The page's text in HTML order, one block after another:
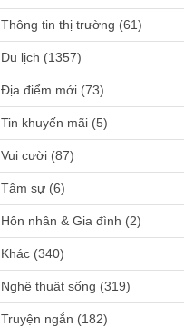
Thông tin thị trường (61)
Du lịch (1357)
Địa điểm mới (73)
Tin khuyến mãi (5)
Vui cười (87)
Tâm sự (6)
Hôn nhân & Gia đình (2)
Khác (340)
Nghệ thuật sống (319)
Truyện ngắn (182)